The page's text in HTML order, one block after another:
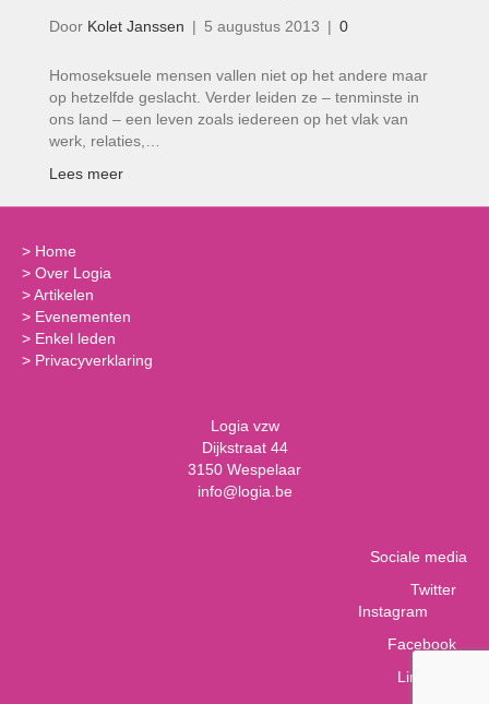
Door Kolet Janssen | 5 augustus 2013 | 0
Homoseksuele mensen vallen niet op het andere maar
op hetzelfde geslacht. Verder leiden ze – tenminste in
ons land – een leven zoals iedereen op het vlak van
werk, relaties,…
Lees meer
> Home
> Over Logia
>Artikelen
> Evenementen
> Enkel leden
> Privacyverklaring
Logia vzw
Dijkstraat 44
3150 Wespelaar
info@logia.be
Sociale media
Twitter
Instagram
Facebook
LinkedIn